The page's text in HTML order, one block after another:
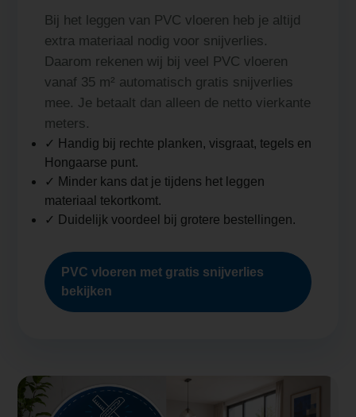
Bij het leggen van PVC vloeren heb je altijd
extra materiaal nodig voor snijverlies.
Daarom rekenen wij bij veel PVC vloeren
vanaf 35 m² automatisch gratis snijverlies
mee. Je betaalt dan alleen de netto vierkante
meters.
✓ Handig bij rechte planken, visgraat, tegels en
Hongaarse punt.
✓ Minder kans dat je tijdens het leggen
materiaal tekortkomt.
✓ Duidelijk voordeel bij grotere bestellingen.
PVC vloeren met gratis snijverlies
bekijken